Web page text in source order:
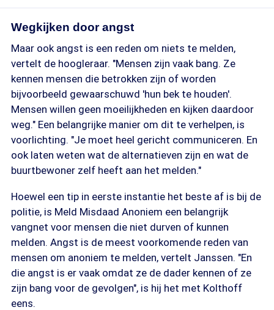
Wegkijken door angst
Maar ook angst is een reden om niets te melden,
vertelt de hoogleraar. "Mensen zijn vaak bang. Ze
kennen mensen die betrokken zijn of worden
bijvoorbeeld gewaarschuwd 'hun bek te houden'.
Mensen willen geen moeilijkheden en kijken daardoor
weg." Een belangrijke manier om dit te verhelpen, is
voorlichting. "Je moet heel gericht communiceren. En
ook laten weten wat de alternatieven zijn en wat de
buurtbewoner zelf heeft aan het melden."
Hoewel een tip in eerste instantie het beste af is bij de
politie, is Meld Misdaad Anoniem een belangrijk
vangnet voor mensen die niet durven of kunnen
melden. Angst is de meest voorkomende reden van
mensen om anoniem te melden, vertelt Janssen. "En
die angst is er vaak omdat ze de dader kennen of ze
zijn bang voor de gevolgen", is hij het met Kolthoff
eens.